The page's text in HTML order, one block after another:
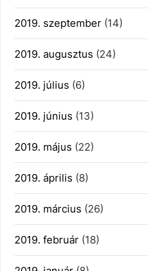
2019. szeptember (14)
2019. augusztus (24)
2019. július (6)
2019. június (13)
2019. május (22)
2019. április (8)
2019. március (26)
2019. február (18)